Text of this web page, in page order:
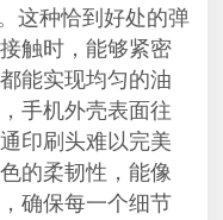
这种恰到好处的弹
触时，能够紧密
能实现均匀的油
手机外壳表面往
印刷头难以完美
的柔韧性，能像
确保每一个细节